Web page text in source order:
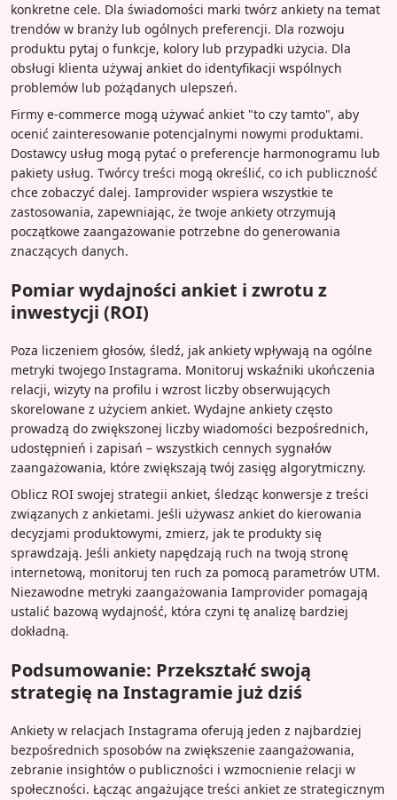
konkretne cele. Dla świadomości marki twórz ankiety na temat
trendów w branży lub ogólnych preferencji. Dla rozwoju
produktu pytaj o funkcje, kolory lub przypadki użycia. Dla
obsługi klienta używaj ankiet do identyfikacji wspólnych
problemów lub pożądanych ulepszeń.
Firmy e-commerce mogą używać ankiet "to czy tamto", aby
ocenić zainteresowanie potencjalnymi nowymi produktami.
Dostawcy usług mogą pytać o preferencje harmonogramu lub
pakiety usług. Twórcy treści mogą określić, co ich publiczność
chce zobaczyć dalej. Iamprovider wspiera wszystkie te
zastosowania, zapewniając, że twoje ankiety otrzymują
początkowe zaangażowanie potrzebne do generowania
znaczących danych.
Pomiar wydajności ankiet i zwrotu z
inwestycji (ROI)
Poza liczeniem głosów, śledź, jak ankiety wpływają na ogólne
metryki twojego Instagrama. Monitoruj wskaźniki ukończenia
relacji, wizyty na profilu i wzrost liczby obserwujących
skorelowane z użyciem ankiet. Wydajne ankiety często
prowadzą do zwiększonej liczby wiadomości bezpośrednich,
udostępnień i zapisań – wszystkich cennych sygnałów
zaangażowania, które zwiększają twój zasięg algorytmiczny.
Oblicz ROI swojej strategii ankiet, śledząc konwersje z treści
związanych z ankietami. Jeśli używasz ankiet do kierowania
decyzjami produktowymi, zmierz, jak te produkty się
sprawdzają. Jeśli ankiety napędzają ruch na twoją stronę
internetową, monitoruj ten ruch za pomocą parametrów UTM.
Niezawodne metryki zaangażowania Iamprovider pomagają
ustalić bazową wydajność, która czyni tę analizę bardziej
dokładną.
Podsumowanie: Przekształć swoją
strategię na Instagramie już dziś
Ankiety w relacjach Instagrama oferują jeden z najbardziej
bezpośrednich sposobów na zwiększenie zaangażowania,
zebranie insightów o publiczności i wzmocnienie relacji w
społeczności. Łącząc angażujące treści ankiet ze strategicznym